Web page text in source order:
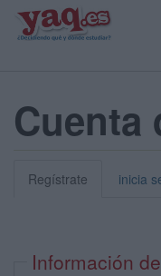
Cuenta
Regístrate inicia
Información